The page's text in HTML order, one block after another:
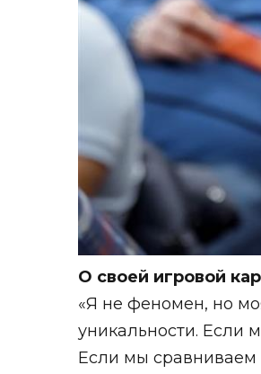
О своей игровой
«Я не феномен, но
уникальности. Если
Если мы сравниваем